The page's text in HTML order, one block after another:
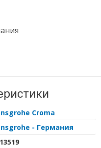
Croma
- Германия